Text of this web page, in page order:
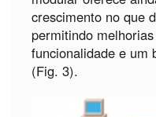
crescimento no que
permitindo
funcionalidade e um
(Fig. 3).